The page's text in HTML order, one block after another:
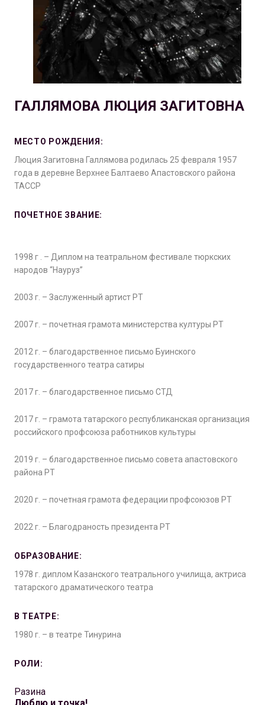
ГАЛЛЯМОВА ЛЮЦИЯ ЗАГИТОВНА
МЕСТО РОЖДЕНИЯ:
Люция Загитовна Галлямова родилась 25 февраля 1957
года в деревне Верхнее Балтаево Апастовского района
ТАССР
ПОЧЕТНОЕ ЗВАНИЕ:
1998 г . – Диплом на театральном фестивале тюркских
народов “Науруз”
2003 г. – Заслуженный артист РТ
2007 г. – почетная грамота министерства културы РТ
2012 г. – благодарственное письмо Буинского
государственного театра сатиры
2017 г. – благодарственное письмо СТД
2017 г. – грамота татарского республиканская организация
российского профсоюза работников культуры
2019 г. – благодарственное письмо совета апастовского
района РТ
2020 г. – почетная грамота федерации профсоюзов РТ
2022 г. – Благодраность президента РТ
ОБРАЗОВАНИЕ:
1978 г. диплом Казанского театрального училища, актриса
татарского драматического театра
В ТЕАТРЕ:
1980 г. – в театре Тинурина
РОЛИ:
Разина